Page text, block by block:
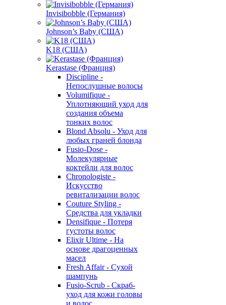
Invisibobble (Германия)
Johnson’s Baby (США)
K18 (США)
Kerastase (Франция)
Discipline -
Непослушные волосы
Volumifique -
Уплотняющий уход для
создания объема
тонких волос
Blond Absolu - Уход для
любых граней блонда
Fusio-Dose -
Молекулярные
коктейли для волос
Chronologiste -
Искусство
ревитализации волос
Couture Styling -
Средства для укладки
Densifique - Потеря
густоты волос
Elixir Ultime - На
основе драгоценных
масел
Fresh Affair - Сухой
шампунь
Fusio-Scrub - Скраб-
уход для кожи головы
и волос